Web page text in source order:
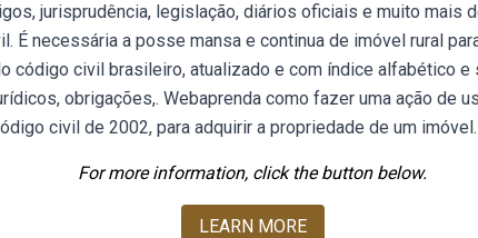
jurisprudência, legislação, diários oficiais e muito mais
É necessária a posse mansa e continua de imóvel rural
código civil brasileiro, atualizado e com índice alfabético e
obrigações,. Webaprenda como fazer uma ação de
civil de 2002, para adquirir a propriedade de um imóvel.
For more information, click the button below.
LEARN MORE